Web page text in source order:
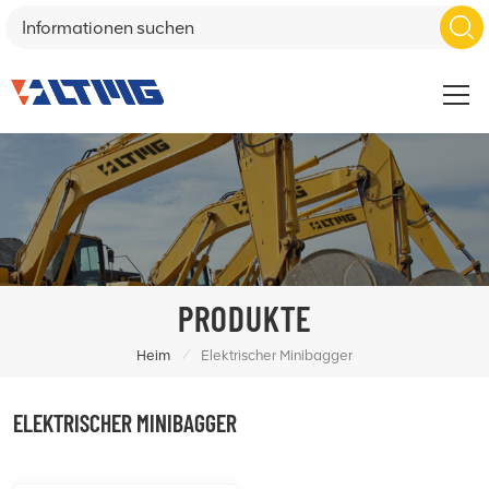
PRODUKTE
Heim / Elektrischer Minibagger
ELEKTRISCHER MINIBAGGER